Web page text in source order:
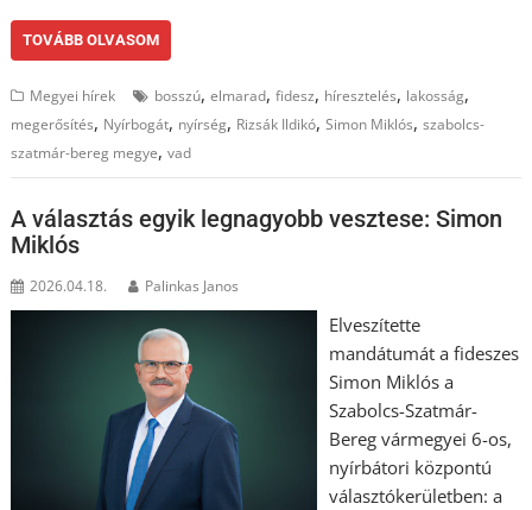
TOVÁBB OLVASOM
Megyei hírek bosszú,elmarad,fidesz, híresztelés, lakosság,
megerősítés, Nyírbogát, nyírség, Rizsák Ildikó,Simon Miklós,szabolcs-
szatmár-bereg megye,vad
A választás egyik legnagyobb vesztese: Simon
Miklós
2026.04.18. Palinkas Janos
Elveszítette
mandátumát a fideszes
Simon Miklós a
Szabolcs-Szatmár-
Bereg vármegyei 6-os,
nyírbátori központú
választókerületben: a